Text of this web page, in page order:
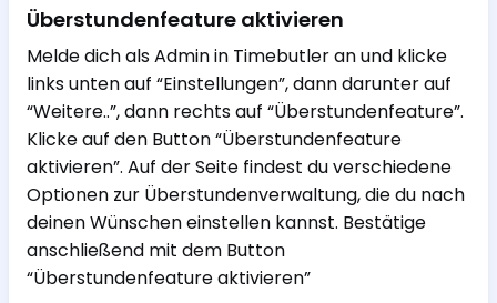
Überstundenfeature aktivieren
Melde dich als Admin in Timebutler an und klicke
links unten auf “Einstellungen”, dann darunter auf
“Weitere..”, dann rechts auf “Überstundenfeature”.
Klicke auf den Button “Überstundenfeature
aktivieren”. Auf der Seite findest du verschiedene
Optionen zur Überstundenverwaltung, die du nach
deinen Wünschen einstellen kannst. Bestätige
anschließend mit dem Button
“Überstundenfeature aktivieren”